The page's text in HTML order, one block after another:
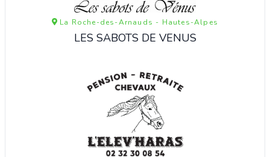
La Roche-des-Arnauds - Hautes-Alpes
LES SABOTS DE VENUS